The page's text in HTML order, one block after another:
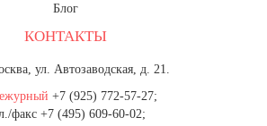
Блог
КОНТАКТЫ
ул. Автозаводская, д. 21.
+7 (925) 772-57-27;
факс +7 (495) 609-60-02;